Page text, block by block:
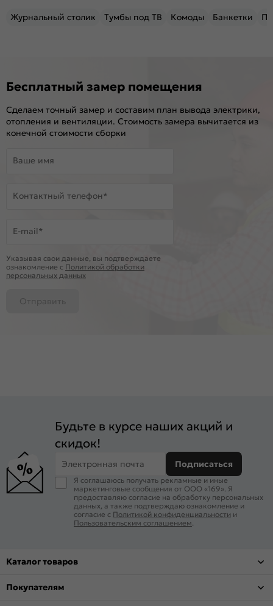
Журнальный столик Тумбы под ТВ Комоды Банкетки
Бесплатный замер помещения
Сделаем точный замер и составим план вывода электрики,
отопления и вентиляции. Стоимость замера вычитается из
конечной стоимости сборки
Ваше имя
Контактный телефон*
E-mail*
Указывая свои данные, вы подтверждаете
ознакомление c Политикой обработки
персональных данных
Отправить
Будьте в курсе наших акций и
скидок!
Электронная почта Подписаться
Я соглашаюсь получать рекламные и иные
маркетинговые сообщения от ООО «169». Я
предоставляю согласие на обработку персональных
данных, а также подтверждаю ознакомление и
согласие с Политикой конфиденциальности и
Пользовательским соглашением.
Каталог товаров
Покупателям